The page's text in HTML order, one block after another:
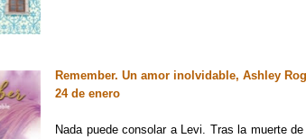
Remember. Un amor inolvidable, Ashley
24 de enero
Nada puede consolar a Levi. Tras la muerte